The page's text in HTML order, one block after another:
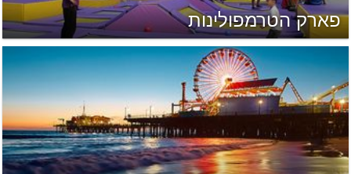
פארק הטרמפולינות